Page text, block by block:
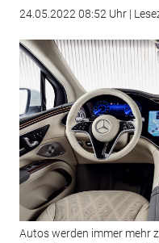
24.05.2022 08:52 Uhr |
Autos werden immer mehr